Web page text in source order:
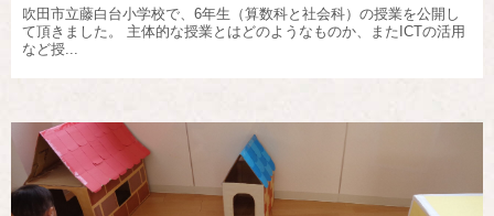
吹田市立藤白台小学校で、6年生（算数科と社会科）の授業を公開し
て頂きました。 主体的な授業とはどのようなものか、またICTの活用
など授...